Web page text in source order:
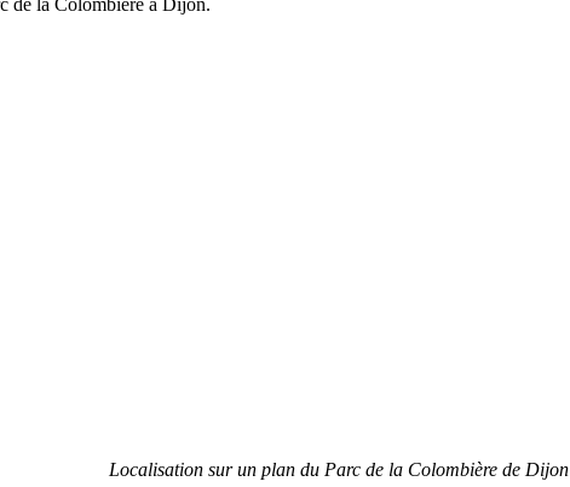
Localisation sur un plan du Parc de la Colombière de Dijon